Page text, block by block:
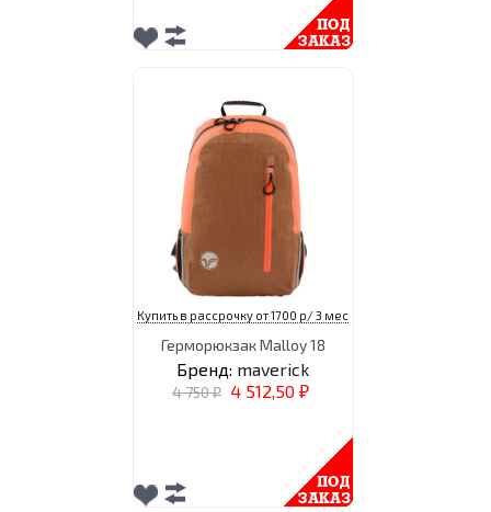
Купить в рассрочку от 1700 р/ 3 мес
Герморюкзак Malloy 18
Бренд: maverick
4 750₽ 4 512,50 ₽